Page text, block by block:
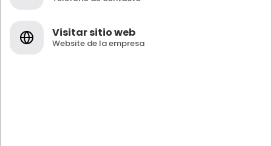
Visitar sitio web
Website de la empresa